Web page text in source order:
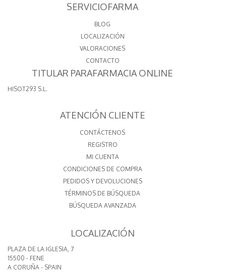
SERVICIOFARMA
BLOG
LOCALIZACIÓN
VALORACIONES
CONTACTO
TITULAR PARAFARMACIA ONLINE
HISOT293 S.L.
ATENCIÓN CLIENTE
CONTÁCTENOS
REGISTRO
MI CUENTA
CONDICIONES DE COMPRA
PEDIDOS Y DEVOLUCIONES
TÉRMINOS DE BÚSQUEDA
BÚSQUEDA AVANZADA
LOCALIZACIÓN
PLAZA DE LA IGLESIA, 7
15500 - FENE
A CORUÑA - SPAIN